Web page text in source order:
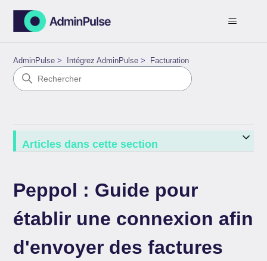
AdminPulse Intégrez AdminPulse Facturation
Articles dans cette section
Peppol : Guide pour
établir une connexion afin
d'envoyer des factures